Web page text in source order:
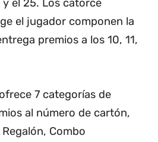
el 25. Los catorce
el jugador componen la
premios a los 10, 11,
7 categorías de
al número de cartón,
Combo